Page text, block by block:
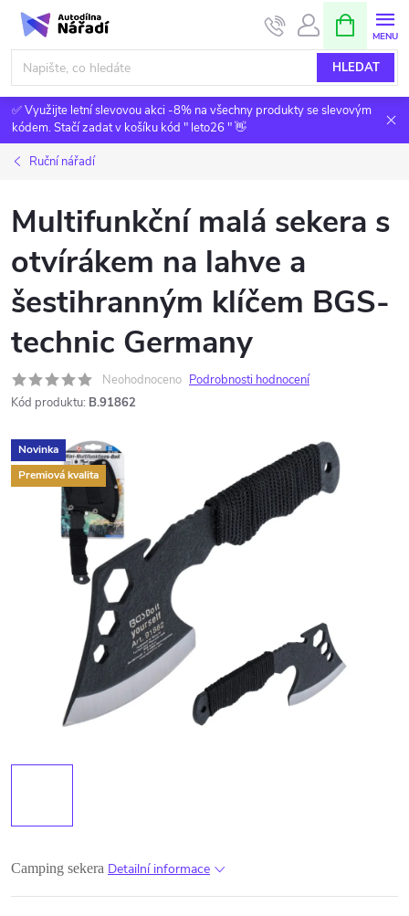
Přejít
obsah
HLEDAT
NÁKUPNÍ
KOŠÍK
✅ Využijte letní slevovou akci -8% na všechny produkty se slevovým
kódem. Stačí zadat v košíku kód " leto26 " 👋
Ruční nářadí
Multifunkční malá sekera s
otvírákem na lahve a
šestihranným klíčem BGS-
technic Germany
Neohodnoceno Podrobnosti hodnocení
Kód produktu: B.91862
Novinka
Premiová kvalita
Camping sekera Detailní informace